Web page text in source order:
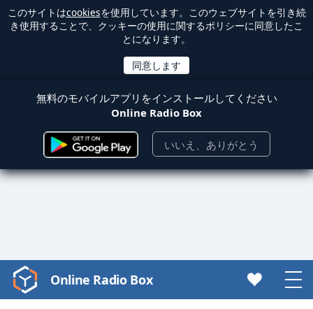
このサイトはcookiesを使用しています。このウェブサイトを引き続
き使用することで、クッキーの使用に関するポリシーに同意したこ
とになります。
無料のモバイルアプリをインストールしてください
Online Radio Box
いいえ、ありがとう
Video
Player
Online Radio Box